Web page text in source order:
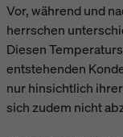
Vor, während und
herrschen
Diesen
entstehenden
nur hinsichtlich
sich zudem nicht